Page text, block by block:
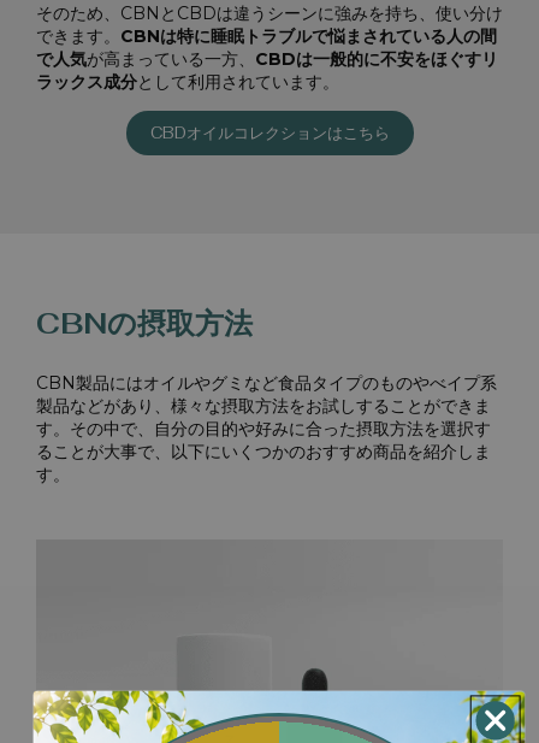
そのため、CBNとCBDは違うシーンに強みを持ち、使い分け
できます。 CBNは特に睡眠トラブルで悩まされている人の間
で人気が高まっている一方、 CBDは一般的に不安をほぐすリ
ラックス成分として利用されています。
CBDオイルコレクションはこちら
CBNの摂取方法
CBN製品にはオイルやグミなど食品タイプのものやべイプ系
製品などがあり、様々な摂取方法をお試しすることができま
す。その中で、自分の目的や好みに合った摂取方法を選択す
ることが大事で、以下にいくつかのおすすめ商品を紹介しま
す。